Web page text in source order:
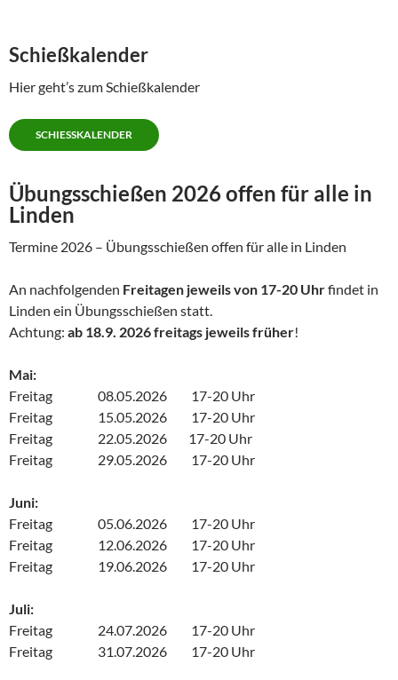
Schießkalender
Hier geht’s zum Schießkalender
SCHIESSKALENDER
Übungsschießen 2026 offen für alle in
Linden
Termine 2026 – Übungsschießen offen für alle in Linden
An nachfolgenden Freitagen jeweils von 17-20 Uhrfindet in
Linden ein Übungsschießen statt.
Achtung: ab 18.9. 2026 freitags jeweils früher!
Mai:
Freitag 08.05.2026 17-20 Uhr
Freitag 15.05.2026 17-20 Uhr
Freitag 22.05.2026 17-20 Uhr
Freitag 29.05.2026 17-20 Uhr
Juni:
Freitag 05.06.2026 17-20 Uhr
Freitag 12.06.2026 17-20 Uhr
Freitag 19.06.2026 17-20 Uhr
Juli:
Freitag 24.07.2026 17-20 Uhr
Freitag 31.07.2026 17-20 Uhr